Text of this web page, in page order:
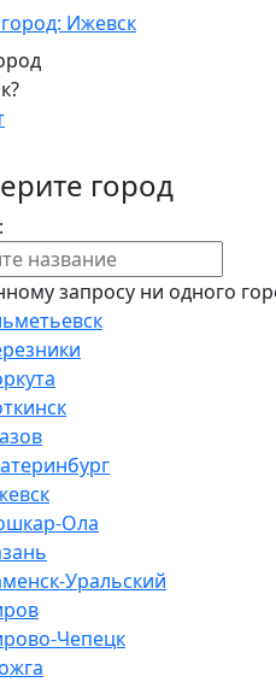
Ижевск
город
запросу ни одного
Ола
Уральский
Чепецк